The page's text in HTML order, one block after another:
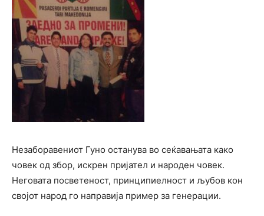
Незаборавениот Гуно останува во сеќавањата како
човек од збор, искрен пријател и народен човек.
Неговата посветеност, принципиелност и љубов кон
својот народ го направија пример за генерации.